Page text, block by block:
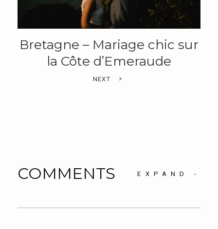
Bretagne – Mariage chic sur
la Côte d’Emeraude
NEXT
COMMENTS EXPAND -